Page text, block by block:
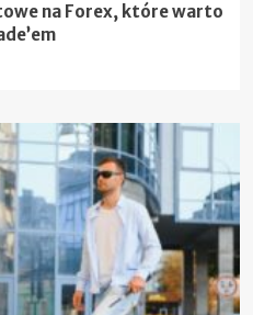
na Forex, które warto